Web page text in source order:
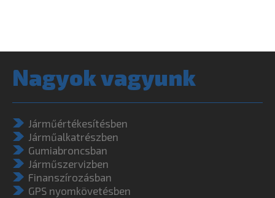
Nagyok vagyunk
Járműértékesítésben
Járműalkatrészben
Gumiabroncsban
Járműszervizben
Finanszírozásban
GPS nyomkövetésben